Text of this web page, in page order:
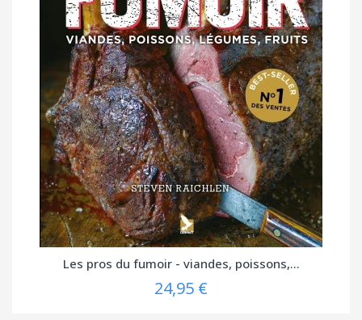
Les pros du fumoir - viandes, poissons,...
24,95 €